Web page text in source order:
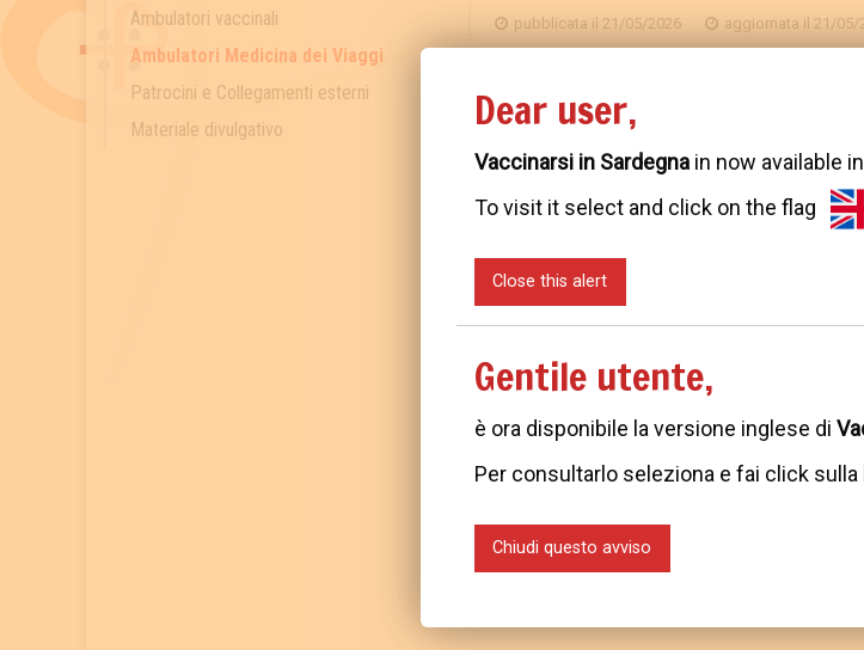
Ambulatori vaccinali
Ambulatori Medicina dei Viaggi
Patrocini e Collegamenti esterni
Materiale divulgativo
pubblicata il 21/05/2026 aggiornata il 21/05/
La sezione “Ambulatori di Medicina
revisione e di aggiornamento dei
Ambulatori vaccinali
Dear user,
Vaccinarsi in Sardegna in now available
To visit it select and click on the flag
Close this alert
Gentile utente,
è ora disponibile la versione inglese di
Per consultarlo seleziona e fai click sulla
Chiudi questo avviso